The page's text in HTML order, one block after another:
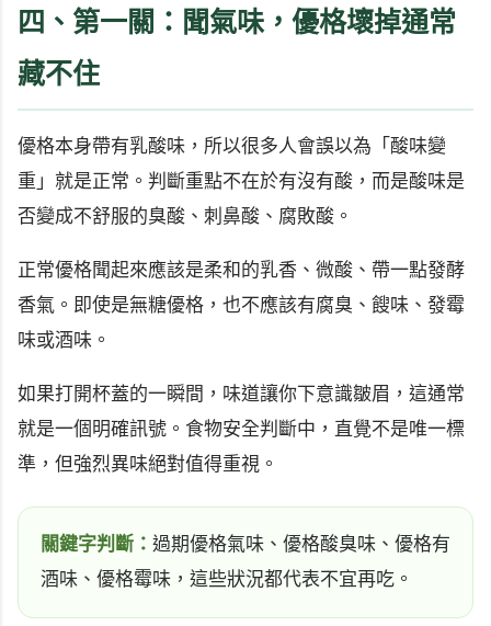
四、第一關：聞氣味，優格壞掉通常
藏不住
優格本身帶有乳酸味，所以很多人會誤以為「酸味變
重」就是正常。判斷重點不在於有沒有酸，而是酸味是
否變成不舒服的臭酸、刺鼻酸、腐敗酸。
正常優格聞起來應該是柔和的乳香、微酸、帶一點發酵
香氣。即使是無糖優格，也不應該有腐臭、餿味、發霉
味或酒味。
如果打開杯蓋的一瞬間，味道讓你下意識皺眉，這通常
就是一個明確訊號。食物安全判斷中，直覺不是唯一標
準，但強烈異味絕對值得重視。
關鍵字判斷： 過期優格氣味、優格酸臭味、優格有
酒味、優格霉味，這些狀況都代表不宜再吃。